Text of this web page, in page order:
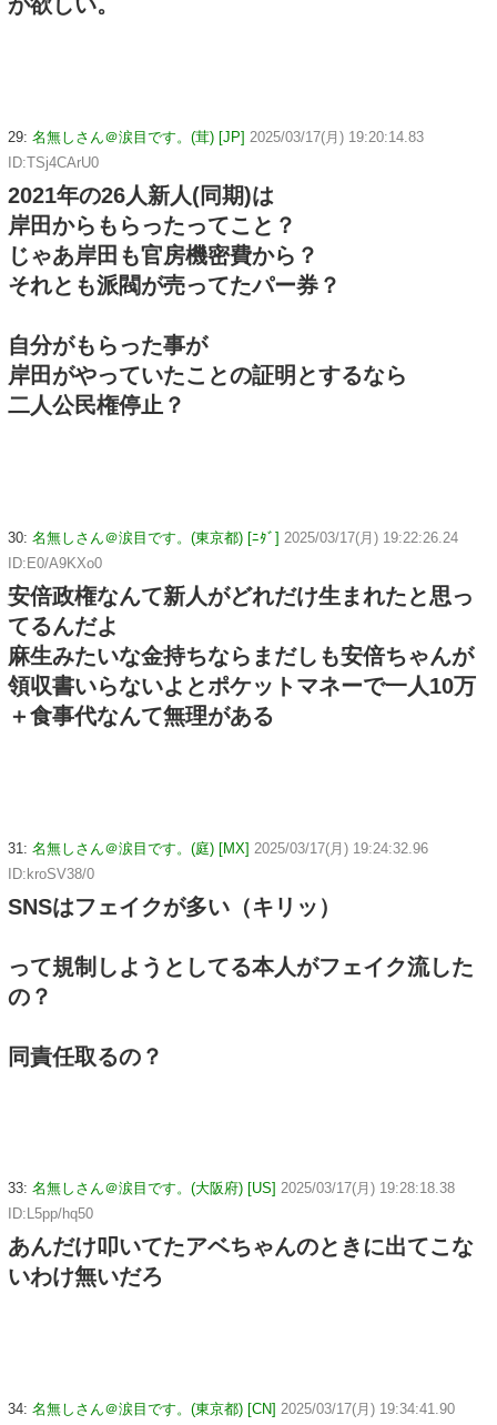
29: 名無しさん＠涙目です。(茸) [JP] 2025/03/17(月) 19:20:14.83
ID:TSj4CArU0
2021年の26人新人(同期)は
岸田からもらったってこと？
じゃあ岸田も官房機密費から？
それとも派閥が売ってたパー券？
自分がもらった事が
岸田がやっていたことの証明とするなら
二人公民権停止？
30: 名無しさん＠涙目です。(東京都) [ﾆﾀﾞ] 2025/03/17(月) 19:22:26.24
ID:E0/A9KXo0
安倍政権なんて新人がどれだけ生まれたと思っ
てるんだよ
麻生みたいな金持ちならまだしも安倍ちゃんが
領収書いらないよとポケットマネーで一人10万
＋食事代なんて無理がある
31: 名無しさん＠涙目です。(庭) [MX] 2025/03/17(月) 19:24:32.96
ID:kroSV38/0
SNSはフェイクが多い（キリッ）
って規制しようとしてる本人がフェイク流した
の？
同責任取るの？
33: 名無しさん＠涙目です。(大阪府) [US] 2025/03/17(月) 19:28:18.38
ID:L5pp/hq50
あんだけ叩いてたアベちゃんのときに出てこな
いわけ無いだろ
34: 名無しさん＠涙目です。(東京都) [CN] 2025/03/17(月) 19:34:41.90